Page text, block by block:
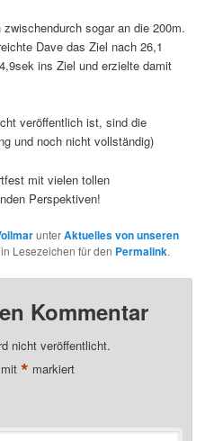
sogar an die 200m.
Dave das Ziel nach 26,1
ins Ziel und erzielte damit
veröffentlich ist, sind die
und noch nicht vollständig)
mit vielen tollen
Perspektiven!
unterAktuelles von unseren
Lesezeichen für den Permalink.
Kommentar
nicht veröffentlicht.
mit* markiert